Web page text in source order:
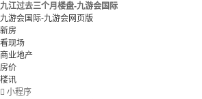
九江过去三个月楼盘-九游会国际
九游会国际-九游会网页版
新房
看现场
商业地产
房价
楼讯
 小程序